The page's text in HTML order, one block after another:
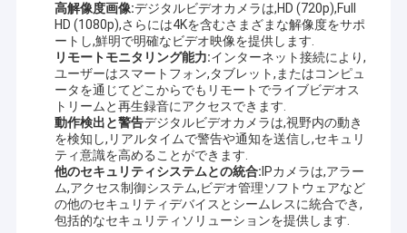
ホーム
製品
ビデオ
VRショー
高解像度画像:デジタルビデオカメラは,HD (720p),Full
HD (1080p),さらには4Kを含むさまざまな解像度をサポ
ートし,鮮明で明確なビデオ映像を提供します.
リモートモニタリング能力:インターネット接続により,
ユーザーはスマートフォン,タブレット,またはコンピュ
ータを通じてどこからでもリモートでライブビデオス
トリームと再生録音にアクセスできます.
動作検出と警告デジタルビデオカメラは,視野内の動き
を検知し,リアルタイムで警告や通知を送信し,セキュリ
ティ意識を高めることができます.
他のセキュリティシステムとの統合: IPカメラは,アラー
ム,アクセス制御システム,ビデオ管理ソフトウェアなど
の他のセキュリティデバイスとシームレスに統合でき,
包括的なセキュリティソリューションを提供します.
シンセンSinoseenの技術Co.、株式会社は2009年3月に確立され
た。終わる十年のために、Sinoseenは設計および開発の製造業か
らのさまざまなOEM/ODMによってカスタマイズされるCMOSの
画像処理の解決を顧客に与えることに専用されていたアフターセ
ールスのワンストップservice.weに競争価格および最もよい質の
顧客を提供するために確信していて下さい。
現在、私達のプロダクトはUSBのカメラ モジュール、MIPIのカメ